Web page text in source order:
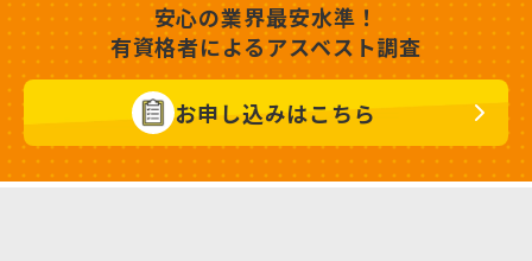
安心の業界最安水準！
有資格者によるアスベスト調査
お申し込みはこちら